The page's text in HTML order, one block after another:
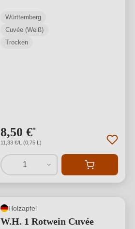
Württemberg
Cuvée (Weiß)
Trocken
8,50 €*
11,33 €/L (0,75 L)
1
Holzapfel
W.H. 1 Rotwein Cuvée